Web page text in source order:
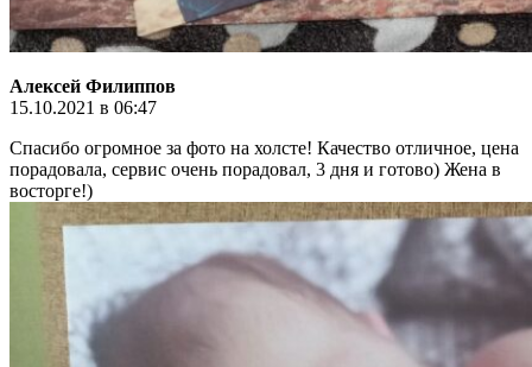
Алексей Филиппов
15.10.2021 в 06:47
Спасибо огромное за фото на холсте! Качество отличное, цена
порадовала, сервис очень порадовал, 3 дня и готово) Жена в
восторге!)